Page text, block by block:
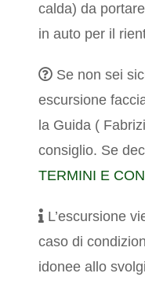
calda) da
in auto per il
Se non sei
escursione
la Guida (
consiglio. Se
TERMINI E
L’escursione
caso di
idonee allo